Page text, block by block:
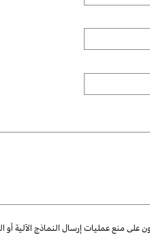
على منع عمليات إرسال النماذج